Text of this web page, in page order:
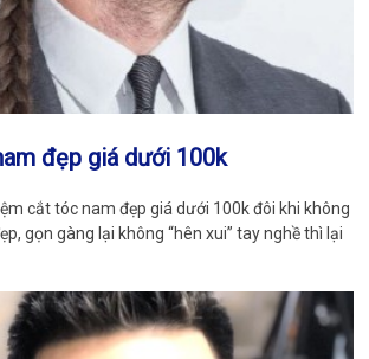
đẹp giá dưới 100k
cắt tóc nam đẹp giá dưới 100k đôi khi không
gọn gàng lại không “hên xui” tay nghề thì lại